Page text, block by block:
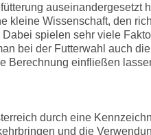
auseinandergesetzt
kleine Wissenschaft, den
spielen sehr viele
bei der Futterwahl auch
Berechnung einfließen
durch eine
und die